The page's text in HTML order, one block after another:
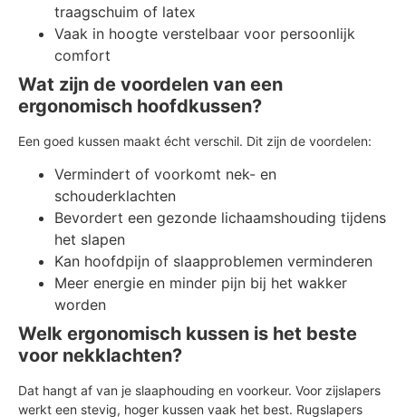
traagschuim of latex
Vaak in hoogte verstelbaar voor persoonlijk
comfort
Wat zijn de voordelen van een
ergonomisch hoofdkussen?
Een goed kussen maakt écht verschil. Dit zijn de voordelen:
Vermindert of voorkomt nek- en
schouderklachten
Bevordert een gezonde lichaamshouding tijdens
het slapen
Kan hoofdpijn of slaapproblemen verminderen
Meer energie en minder pijn bij het wakker
worden
Welk ergonomisch kussen is het beste
voor nekklachten?
Dat hangt af van je slaaphouding en voorkeur. Voor zijslapers
werkt een stevig, hoger kussen vaak het best. Rugslapers